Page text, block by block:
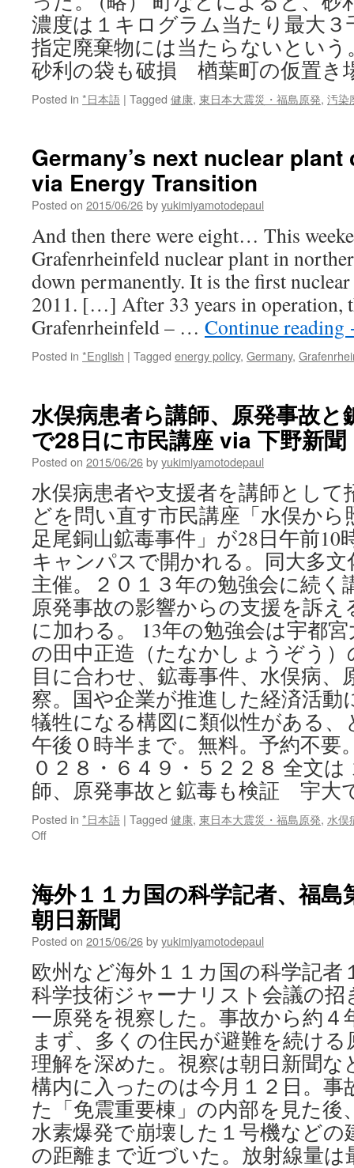
濃度は１キログラム当たり最大
指定廃棄物には当たらないという
砂利の袋も破損 楢葉町の仮置き
Posted in *日本語 | Tagged 健康, 東日本大震災・福島原発, 汚染
Germany’s next nuclear
via Energy Transition
Posted on 2015/06/26byyukimiyamotodepaul
And then there were eight… This
Grafenrheinfeld nuclear plant in
down permanently. It is the first
2011. […] After 33 years in operation,
Grafenrheinfeld – … Continue reading
Posted in *English | Tagged energy policy, Germany,
水俣病患者ら講師、原発事故
で28日に市民講座 via 下野新聞
Posted on 2015/06/26byyukimiyamotodepaul
水俣病患者や支援者を講師として
どを問い直す市民講座「水俣か
足尾銅山鉱毒事件」が28日午前10
キャンパスで開かれる。同大多
主催。２０１３年の勉強会に続く
原発事故の影響からの支援を訴え
に加わる。 13年の勉強会は宇都
の田中正造（たなかしょうぞう
目に合わせ、鉱毒事件、水俣病、
察。国や企業が推進した経済活動
犠牲になる構図に類似性がある、
午後０時半まで。無料。予約不要
０２８・６４９・５２２８ 全文
師、原発事故と鉱毒も検証 宇大
Posted in *日本語 | Tagged 健康, 東日本大震災・福島原発, 水俣
Offon
患
者
ら
講
師、
原
発
事
故
と
鉱
毒
も
証
宇
大
海外１１カ国の科学記者、福
朝日新聞
Posted on 2015/06/26byyukimiyamotodepaul
欧州など海外１１カ国の科学記者
科学技術ジャーナリスト会議の招
一原発を視察した。事故から約
まず、多くの住民が避難を続け
理解を深めた。視察は朝日新聞な
構内に入ったのは今月１２日。事
た「免震重要棟」の内部を見た後
水素爆発で崩壊した１号機などの
の距離まで近づいた。放射線量は